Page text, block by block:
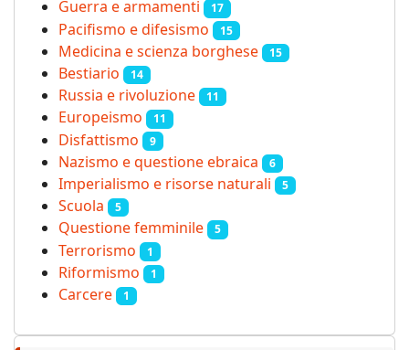
Guerra e armamenti 17
Pacifismo e difesismo 15
Medicina e scienza borghese 15
Bestiario 14
Russia e rivoluzione 11
Europeismo 11
Disfattismo 9
Nazismo e questione ebraica 6
Imperialismo e risorse naturali 5
Scuola 5
Questione femminile 5
Terrorismo 1
Riformismo 1
Carcere 1